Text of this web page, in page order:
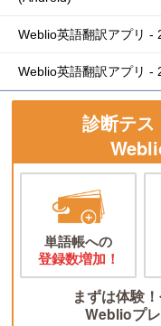
Weblio英語翻訳アプリ -
Weblio英語翻訳アプリ -
診断テス
単語帳への
登録数増加！
まずは体験
Weblioプ